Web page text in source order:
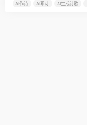
AI作诗 AI写诗 AI生成诗歌